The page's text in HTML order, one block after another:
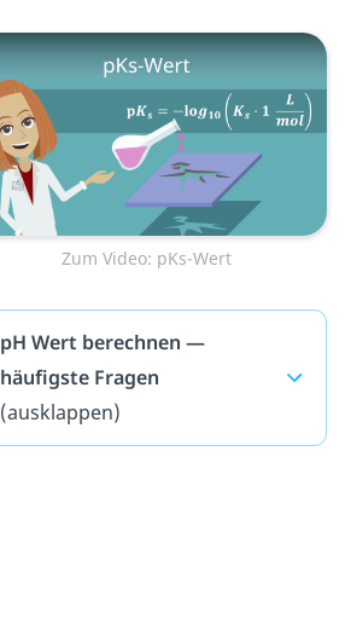
Zum Video: pKs-Wert
pH Wert berechnen —
häufigste Fragen
(ausklappen)